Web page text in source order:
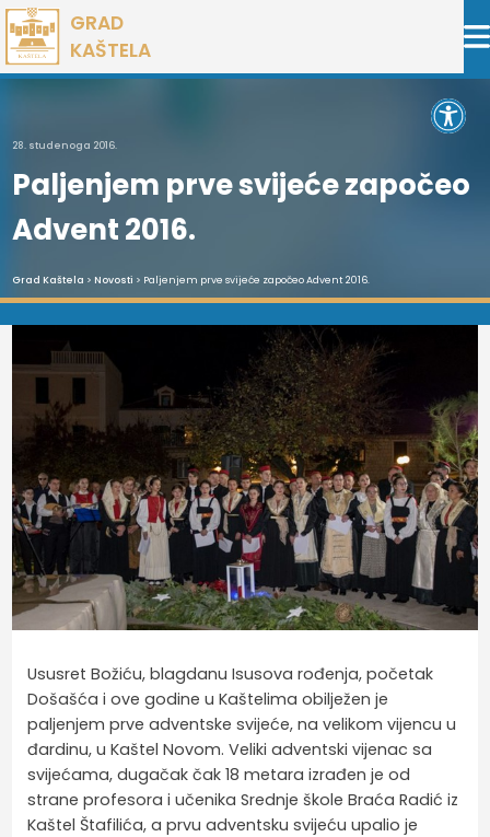
Preskoči
na
sadržaj
GRAD
KAŠTELA
28. studenoga 2016.
Paljenjem prve svijeće započeo
Advent 2016.
Grad Kaštela > Novosti > Paljenjem prve svijeće započeo Advent 2016.
Ususret Božiću, blagdanu Isusova rođenja, početak
Došašća i ove godine u Kaštelima obilježen je
paljenjem prve adventske svijeće, na velikom vijencu u
đardinu, u Kaštel Novom. Veliki adventski vijenac sa
svijećama, dugačak čak 18 metara izrađen je od
strane profesora i učenika Srednje škole Braća Radić iz
Kaštel Štafilića, a prvu adventsku svijeću upalio je